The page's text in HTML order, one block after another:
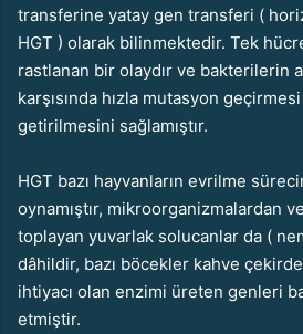
transferine yatay gen transferi (
HGT ) olarak bilinmektedir. Tek
rastlanan bir olaydır ve bakterilerin
karşısında hızla mutasyon
getirilmesini sağlamıştır.
HGT bazı hayvanların evrilme
oynamıştır, mikroorganizmalardan
toplayan yuvarlak solucanlar da (
dâhildir, bazı böcekler kahve
ihtiyacı olan enzimi üreten genleri
etmiştir.